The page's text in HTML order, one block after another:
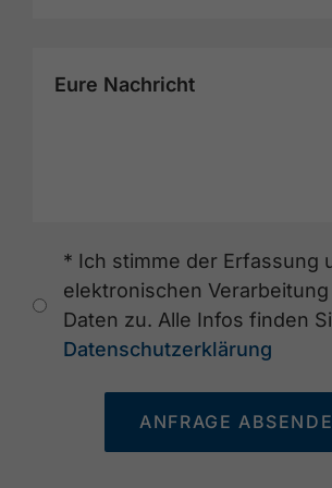
Eure Nachricht
* Ich stimme der Erfassung
elektronischen
Daten zu. Alle Infos finden
Datenschutzerklärung
ANFRAGE